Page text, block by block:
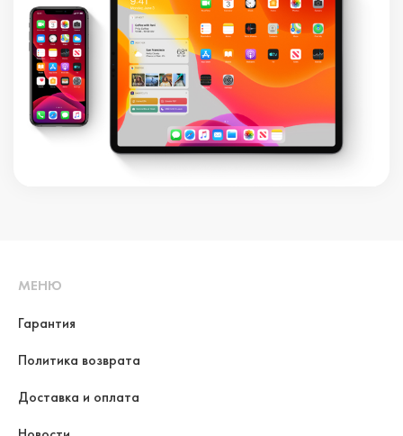
МЕНЮ
Гарантия
Политика возврата
Доставка и оплата